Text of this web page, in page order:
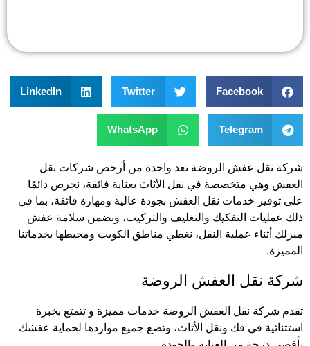
Facebook
Twitter
LinkedIn
Telegram
WhatsApp
شركة نقل عفش الروضة تعد واحدة من أرخص شركات نقل
العفش وهي متخصصة في نقل الأثاث بعناية فائقة، نحرص دائمًا
على توفير خدمات نقل العفش بجودة عالية ومهارة فائقة، بما في
ذلك عمليات التفكيك والتغليف والتركيب، ونضمن سلامة عفش
منزلك أثناء عملية النقل، نغطي مناطق الكويت ومحيطها بخدماتنا
المميزة.
شركة نقل العفش الروضة
تقدم شركة نقل العفش الروضة خدمات مميزة و تتمتع بخبرة
استثنائية في فك ونقل الأثاث، وتضع جميع مواردها لحماية عفشك